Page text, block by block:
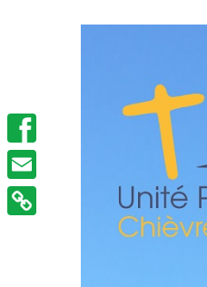
Facebook
Email